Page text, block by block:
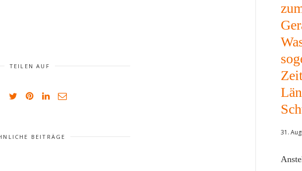
TEILEN AUF
BEITRÄGE
31.